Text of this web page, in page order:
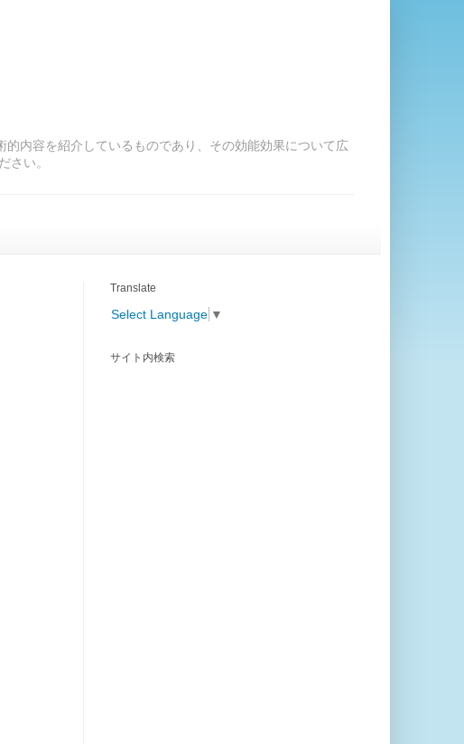
内容を紹介しているものであり、その効能効果について広
さい。
Translate
Select Language ▼
サイト内検索